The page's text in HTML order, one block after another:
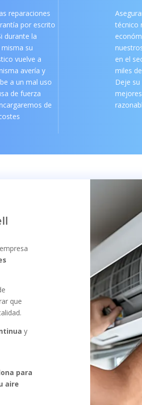
reparaciones
por escrito
durante la
su
vuelve a
avería y
a un mal uso
de fuerza
de
técnico
en el
miles
Deje su
que
y
para
aire